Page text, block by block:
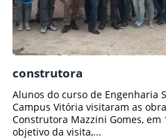
construtora
Alunos do curso de Engenharia
Campus Vitória visitaram as
Construtora Mazzini Gomes, em
objetivo da visita,...